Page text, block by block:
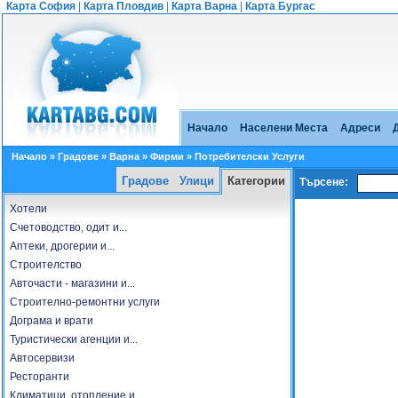
Карта София Карта Пловдив Карта Варна Карта Бургас
Начало Населени Места Адреси
Начало» Градове» Варна» Фирми » Потребителски Услуги
Градове Улици Категории
Хотели
Счетоводство, одит и...
Аптеки, дрогерии и...
Строителство
Авточасти - магазини и...
Строително-ремонтни услуги
Дограма и врати
Туристически агенции и...
Автосервизи
Ресторанти
Търсене: